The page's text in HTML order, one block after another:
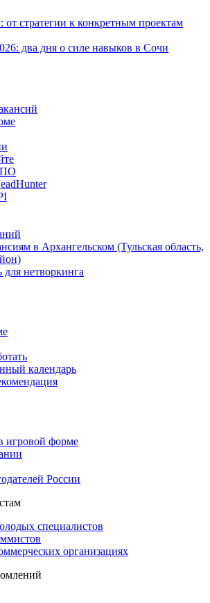
от стратегии к конкретным проектам
два дня о силе навыков в Сочи
ПО
в Архангельском (Тульская область,
для нетворкинга
календарь
игровой форме
России
специалистов
организациях